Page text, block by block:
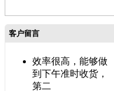
客户留言
效率很高，能够做
到下午准时收货，
第二